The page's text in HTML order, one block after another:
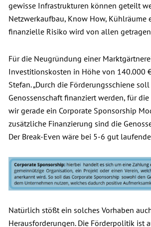
gewisse Infrastrukturen können geteilt
Netzwerkaufbau, Know How, Kühlräume
finanzielle Risiko wird von allen
Für die Neugründung einer
Investitionskosten in Höhe von 140.000
Stefan. „Durch die Förderungsschiene
Genossenschaft finanziert werden, für
wir gerade ein Corporate Sponsorship
zusätzliche Finanzierung sind die
Der Break-Even wäre bei 5-6 gut
Natürlich stößt ein solches Vorhaben
Herausforderungen. Die Förderpolitik ist